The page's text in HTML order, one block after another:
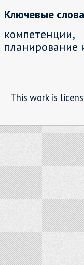
Ключевые
планирование
This work is